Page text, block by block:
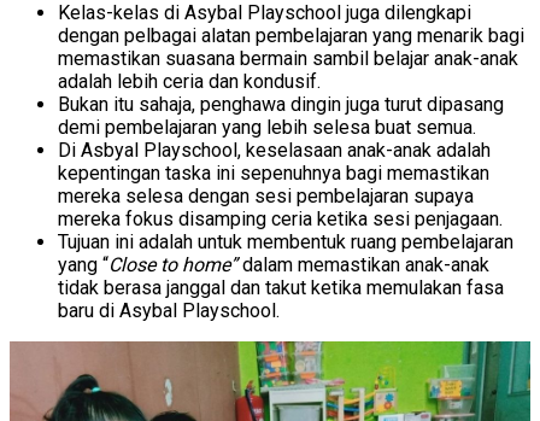
Kelas-kelas di Asybal Playschool juga dilengkapi
dengan pelbagai alatan pembelajaran yang menarik bagi
memastikan suasana bermain sambil belajar anak-anak
adalah lebih ceria dan kondusif.
Bukan itu sahaja, penghawa dingin juga turut dipasang
demi pembelajaran yang lebih selesa buat semua.
Di Asbyal Playschool, keselasaan anak-anak adalah
kepentingan taska ini sepenuhnya bagi memastikan
mereka selesa dengan sesi pembelajaran supaya
mereka fokus disamping ceria ketika sesi penjagaan.
Tujuan ini adalah untuk membentuk ruang pembelajaran
yang “Close to home”dalam memastikan anak-anak
tidak berasa janggal dan takut ketika memulakan fasa
baru di Asybal Playschool.